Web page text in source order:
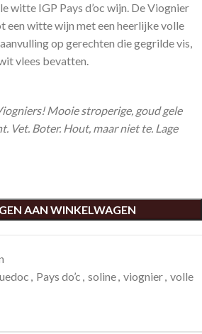
witte IGP Pays d’oc wijn. De Viognier
een witte wijn met een heerlijke volle
op gerechten die gegrilde vis,
vlees bevatten.
Mooie stroperige, goud gele
Vet. Boter. Hout, maar niet te. Lage
AAN WINKELWAGEN
, Pays do’c , soline, viognier, volle